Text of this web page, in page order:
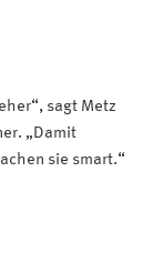
sagt Metz
„Damit
sie smart.“